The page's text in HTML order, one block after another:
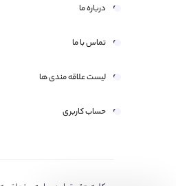
درباره ما
تماس با ما
لیست علاقه مندی ها
حساب کاربری